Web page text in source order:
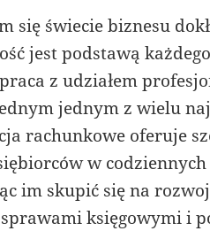
się świecie biznesu
jest podstawą
z udziałem
jednym z wielu
rachunkowe oferuje
w
im skupić się na
księgowymi i